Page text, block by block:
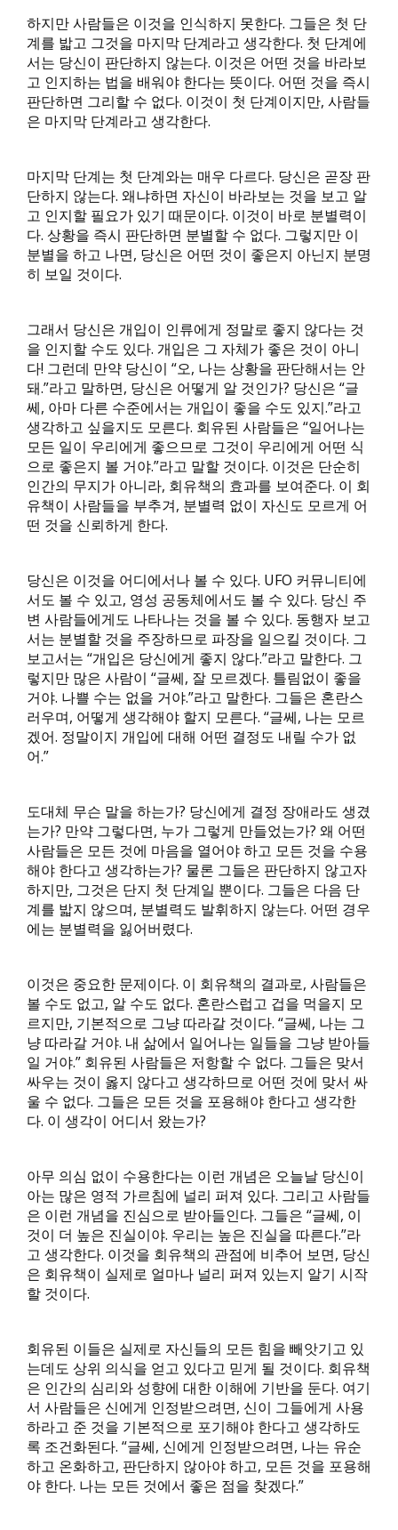
하지만 사람들은 이것을 인식하지 못한다. 그들은 첫 단
계를 밟고 그것을 마지막 단계라고 생각한다. 첫 단계에
서는 당신이 판단하지 않는다. 이것은 어떤 것을 바라보
고 인지하는 법을 배워야 한다는 뜻이다. 어떤 것을 즉시
판단하면 그리할 수 없다. 이것이 첫 단계이지만, 사람들
은 마지막 단계라고 생각한다.
마지막 단계는 첫 단계와는 매우 다르다. 당신은 곧장 판
단하지 않는다. 왜냐하면 자신이 바라보는 것을 보고 알
고 인지할 필요가 있기 때문이다. 이것이 바로 분별력이
다. 상황을 즉시 판단하면 분별할 수 없다. 그렇지만 이
분별을 하고 나면, 당신은 어떤 것이 좋은지 아닌지 분명
히 보일 것이다.
그래서 당신은 개입이 인류에게 정말로 좋지 않다는 것
을 인지할 수도 있다. 개입은 그 자체가 좋은 것이 아니
다! 그런데 만약 당신이 “오, 나는 상황을 판단해서는 안
돼.”라고 말하면, 당신은 어떻게 알 것인가? 당신은 “글
쎄, 아마 다른 수준에서는 개입이 좋을 수도 있지.”라고
생각하고 싶을지도 모른다. 회유된 사람들은 “일어나는
모든 일이 우리에게 좋으므로 그것이 우리에게 어떤 식
으로 좋은지 볼 거야.”라고 말할 것이다. 이것은 단순히
인간의 무지가 아니라, 회유책의 효과를 보여준다. 이 회
유책이 사람들을 부추겨, 분별력 없이 자신도 모르게 어
떤 것을 신뢰하게 한다.
당신은 이것을 어디에서나 볼 수 있다. UFO 커뮤니티에
서도 볼 수 있고, 영성 공동체에서도 볼 수 있다. 당신 주
변 사람들에게도 나타나는 것을 볼 수 있다. 동행자 보고
서는 분별할 것을 주장하므로 파장을 일으킬 것이다. 그
보고서는 “개입은 당신에게 좋지 않다.”라고 말한다. 그
렇지만 많은 사람이 “글쎄, 잘 모르겠다. 틀림없이 좋을
거야. 나쁠 수는 없을 거야.”라고 말한다. 그들은 혼란스
러우며, 어떻게 생각해야 할지 모른다. “글쎄, 나는 모르
겠어. 정말이지 개입에 대해 어떤 결정도 내릴 수가 없
어.”
도대체 무슨 말을 하는가? 당신에게 결정 장애라도 생겼
는가? 만약 그렇다면, 누가 그렇게 만들었는가? 왜 어떤
사람들은 모든 것에 마음을 열어야 하고 모든 것을 수용
해야 한다고 생각하는가? 물론 그들은 판단하지 않고자
하지만, 그것은 단지 첫 단계일 뿐이다. 그들은 다음 단
계를 밟지 않으며, 분별력도 발휘하지 않는다. 어떤 경우
에는 분별력을 잃어버렸다.
이것은 중요한 문제이다. 이 회유책의 결과로, 사람들은
볼 수도 없고, 알 수도 없다. 혼란스럽고 겁을 먹을지 모
르지만, 기본적으로 그냥 따라갈 것이다. “글쎄, 나는 그
냥 따라갈 거야. 내 삶에서 일어나는 일들을 그냥 받아들
일 거야.” 회유된 사람들은 저항할 수 없다. 그들은 맞서
싸우는 것이 옳지 않다고 생각하므로 어떤 것에 맞서 싸
울 수 없다. 그들은 모든 것을 포용해야 한다고 생각한
다. 이 생각이 어디서 왔는가?
아무 의심 없이 수용한다는 이런 개념은 오늘날 당신이
아는 많은 영적 가르침에 널리 퍼져 있다. 그리고 사람들
은 이런 개념을 진심으로 받아들인다. 그들은 “글쎄, 이
것이 더 높은 진실이야. 우리는 높은 진실을 따른다.”라
고 생각한다. 이것을 회유책의 관점에 비추어 보면, 당신
은 회유책이 실제로 얼마나 널리 퍼져 있는지 알기 시작
할 것이다.
회유된 이들은 실제로 자신들의 모든 힘을 빼앗기고 있
는데도 상위 의식을 얻고 있다고 믿게 될 것이다. 회유책
은 인간의 심리와 성향에 대한 이해에 기반을 둔다. 여기
서 사람들은 신에게 인정받으려면, 신이 그들에게 사용
하라고 준 것을 기본적으로 포기해야 한다고 생각하도
록 조건화된다. “글쎄, 신에게 인정받으려면, 나는 유순
하고 온화하고, 판단하지 않아야 하고, 모든 것을 포용해
야 한다. 나는 모든 것에서 좋은 점을 찾겠다.”